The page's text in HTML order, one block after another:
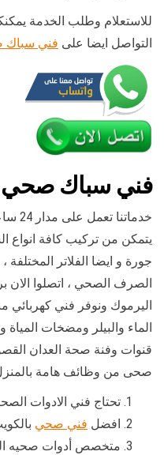
للاستعلام وطلب الخدمة
التواصل ايضا على فني سباك
فني سباك صحي
يتمكن من تركيب كافة انواع
جورة و ايضا الفلاتر
الصرف الصحي ، اتصلوا
اليرموك ونوفر فني كهربائي
الماء والبيلر ومضخات
قنوات وفنة صحة العدان
صحى من وظائف هامة بالمنزل
تحتاج فني الادوات
افضل فني صحي
متخصص أدوات صحيه